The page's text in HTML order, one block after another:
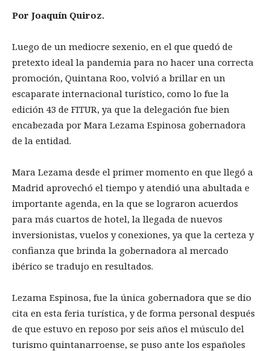
Por Joaquín Quiroz.
Luego de un mediocre sexenio, en el que quedó de
pretexto ideal la pandemia para no hacer una correcta
promoción, Quintana Roo, volvió a brillar en un
escaparate internacional turístico, como lo fue la
edición 43 de FITUR, ya que la delegación fue bien
encabezada por Mara Lezama Espinosa gobernadora
de la entidad.
Mara Lezama desde el primer momento en que llegó a
Madrid aprovechó el tiempo y atendió una abultada e
importante agenda, en la que se lograron acuerdos
para más cuartos de hotel, la llegada de nuevos
inversionistas, vuelos y conexiones, ya que la certeza y
confianza que brinda la gobernadora al mercado
ibérico se tradujo en resultados.
Lezama Espinosa, fue la única gobernadora que se dio
cita en esta feria turística, y de forma personal después
de que estuvo en reposo por seis años el músculo del
turismo quintanarroense, se puso ante los españoles